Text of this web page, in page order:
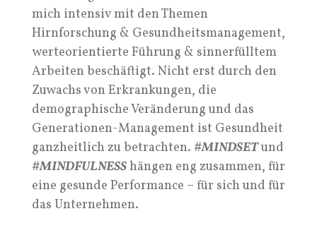
mich intensiv mit den Themen
Hirnforschung & Gesundheitsmanagement,
werteorientierte Führung & sinnerfülltem
Arbeiten beschäftigt. Nicht erst durch den
Zuwachs von Erkrankungen, die
demographische Veränderung und das
Generationen-Management ist Gesundheit
ganzheitlich zu betrachten. #MINDSETund
#MINDFULNESShängen eng zusammen, für
eine gesunde Performance – für sich und für
das Unternehmen.